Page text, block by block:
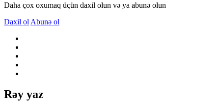
Daha çox oxumaq üçün daxil olun və ya abunə olun
Daxil ol Abunə ol
Rəy yaz